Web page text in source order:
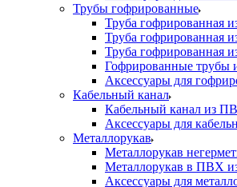
Трубы гофрированные
Труба гофрированная
Труба гофрированная
Труба гофрированная
Гофрированные трубы
Аксессуары для
Кабельный канал
Кабельный канал из
Аксессуары для
Металлорукав
Металлорукав
Металлорукав в ПВХ
Аксессуары для